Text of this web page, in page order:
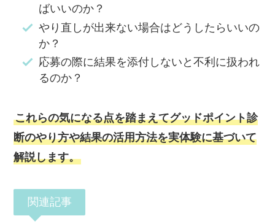
ばいいのか？
やり直しが出来ない場合はどうしたらいいの
か？
応募の際に結果を添付しないと不利に扱われ
るのか？
これらの気になる点を踏まえてグッドポイント診
断のやり方や結果の活用方法を実体験に基づいて
解説します。
関連記事